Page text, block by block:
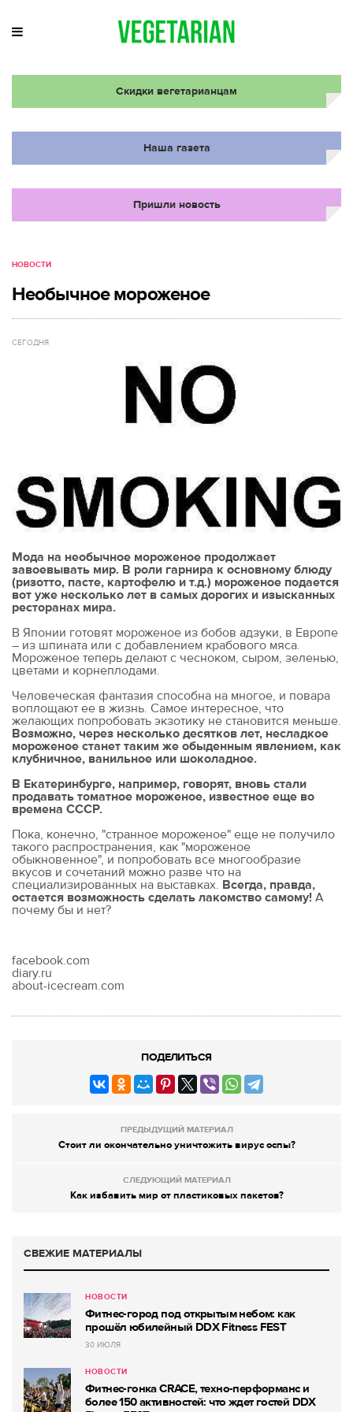
Скидки вегетарианцам
Наша газета
Пришли новость
НОВОСТИ
Необычное мороженое
СЕГОДНЯ
Мода на необычное мороженое продолжает
завоевывать мир. В роли гарнира к основному блюду
(ризотто, пасте, картофелю и т.д.) мороженое подается
вот уже несколько лет в самых дорогих и изысканных
ресторанах мира.
В Японии готовят мороженое из бобов адзуки, в Европе
– из шпината или с добавлением крабового мяса.
Мороженое теперь делают с чесноком, сыром, зеленью,
цветами и корнеплодами.
Человеческая фантазия способна на многое, и повара
воплощают ее в жизнь. Самое интересное, что
желающих попробовать экзотику не становится меньше.
Возможно, через несколько десятков лет, несладкое
мороженое станет таким же обыденным явлением, как
клубничное, ванильное или шоколадное.
В Екатеринбурге, например, говорят, вновь стали
продавать томатное мороженое, известное еще во
времена СССР.
Пока, конечно, "странное мороженое" еще не получило
такого распространения, как "мороженое
обыкновенное", и попробовать все многообразие
вкусов и сочетаний можно разве что на
специализированных на выставках. Всегда, правда,
остается возможность сделать лакомство самому! А
почему бы и нет?
facebook.com
diary.ru
about-icecream.com
ПОДЕЛИТЬСЯ
ПРЕДЫДУЩИЙ МАТЕРИАЛ
Стоит ли окончательно уничтожить вирус оспы?
СЛЕДУЮЩИЙ МАТЕРИАЛ
Как избавить мир от пластиковых пакетов?
СВЕЖИЕ МАТЕРИАЛЫ
НОВОСТИ
Фитнес-город под открытым небом: как
прошёл юбилейный DDX Fitness FEST
30 ИЮЛЯ
НОВОСТИ
Фитнес-гонка CRACE, техно-перформанс и
более 150 активностей: что ждет гостей DDX